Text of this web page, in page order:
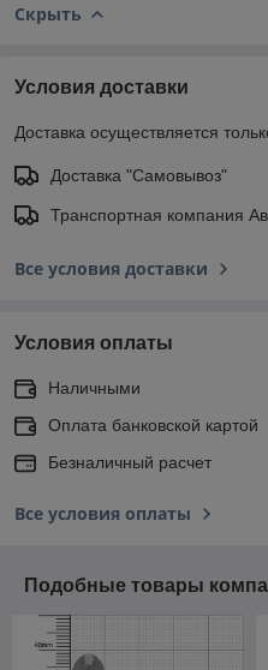
Скрыть
Условия доставки
Доставка осуществляется
Доставка "Самовывоз"
Транспортная компания
Все условия доставки
Условия оплаты
Наличными
Оплата банковской картой
Безналичный расчет
Все условия оплаты
Подобные товары